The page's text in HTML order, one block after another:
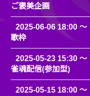
ご褒美企画
2025-06-06 18:00
歌枠
2025-05-23 15:30
雀魂配信(参加型)
2025-05-15 18:00